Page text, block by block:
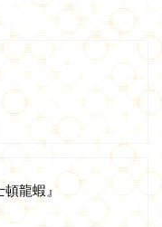
頓龍蝦』